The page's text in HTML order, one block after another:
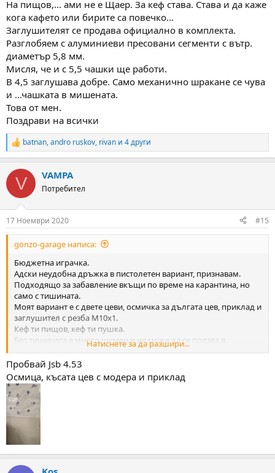
На пищов,... ами не е Щаер. За кеф става. Става и да каже
кога кафето или бирите са повечко...
Заглушителят се продава официално в комплекта.
Разглобяем с алуминиеви пресовани сегменти с вътр.
диаметър 5,8 мм.
Мисля, че и с 5,5 чашки ще работи.
В 4,5 заглушава добре. Само механично шракане се чува
и ...чашката в мишената.
Това от мен.
Поздрави на всички
R
e
c
i
s
:
batnan,andro ruskov, rivan и 4 други
V VAMPA
Потребител
17 Ноември 2020 #15
gonzo-garage написа:
Бюджетна играчка.
Адски неудобна дръжка в пистолетен вариант, признавам.
Подходящо за забавление вкъщи по време на карантина, но
само с тишината.
Моят вариант е с двете цеви, осмичка за дългата цев, приклад и
заглушител с резба М10х1.
Кеф ти пищов, кеф ти пушка.
Без тишината е много шумен и не може да се ползва в
домашни условия, поне ако има съседи.
Трансферпортът му е 2,3 мм вътрешно. Официално се продава
и 3 мм и удобен за смяна.
В комплекта има и резервни О-пръстени за цевта и порта.
За 116 евро, толкова.
https://www.versandhaus-
schneider.de/product_info.php/products_id/39450
Натиснете за да разшири...
Пробвай Jsb 4.53
Осмица, късата цев с модера и приклад